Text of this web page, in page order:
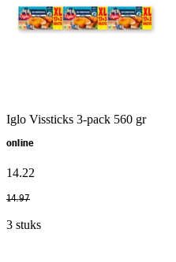
Iglo Vissticks 3-pack 560 gr
online
14.22
14.97
3 stuks